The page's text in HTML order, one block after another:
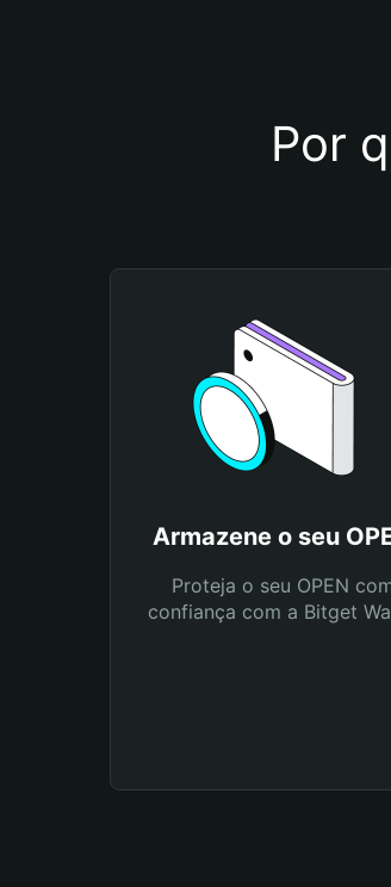
Por
Armazene o seu
Proteja o seu OPEN
confiança com a Bitget